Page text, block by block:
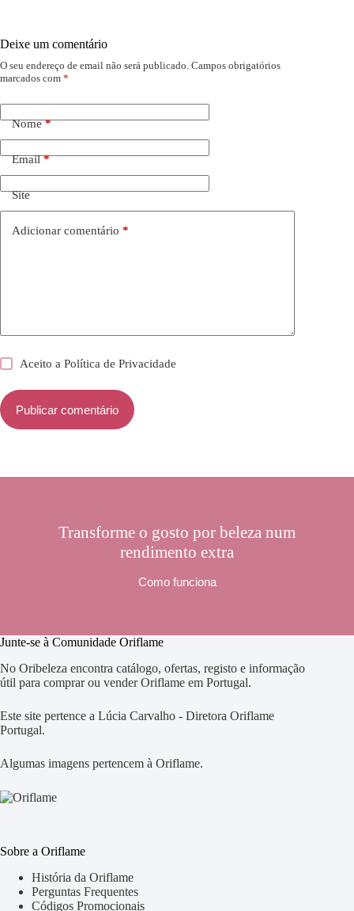
Deixe um comentário
O seu endereço de email não será publicado. Campos obrigatórios
marcados com *
Nome*
Email*
Site
Adicionar comentário *
Aceito aPolítica de Privacidade
Publicar comentário
Transforme o gosto por beleza num
rendimento extra
Como funciona
Junte-se à Comunidade Oriflame
No Oribeleza encontra catálogo, ofertas, registo e informação
útil para comprar ou vender Oriflame em Portugal.
Este site pertence a Lúcia Carvalho - Diretora Oriflame
Portugal.
Algumas imagens pertencem à Oriflame.
Sobre a Oriflame
História da Oriflame
Perguntas Frequentes
Códigos Promocionais